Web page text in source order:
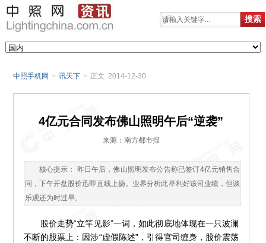
中照手机网 > 讯天下 > 正文 2014-12-30
4亿元合同发布佛山照明午后“逆袭”
来源：南方都市报
核心提示： 昨日午后，佛山照明发布公告称已签订4亿元销售合
同，下午开盘股价迅即直线上扬。业界分析此举利好该司业绩，但谈
乐观还为时过早。
股价走势“立竿见影”一词，如此彻底地体现在一只波澜
不断的股票上：因涉“虚假陈述”，引得官司缠身，股价震荡